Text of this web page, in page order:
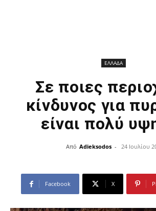
ΕΛΛΑΔΑ
Σε ποιες
κίνδυνος για
είναι πολύ
Από Adieksodos - 24 Ιουλίου
Facebook X